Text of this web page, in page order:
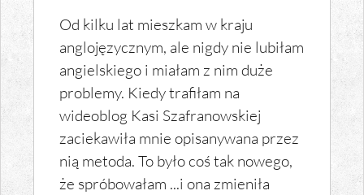
Od kilku lat mieszkam w kraju
anglojęzycznym, ale nigdy nie lubiłam
angielskiego i miałam z nim duże
problemy. Kiedy trafiłam na
wideoblog Kasi Szafranowskiej
zaciekawiła mnie opisanywana przez
nią metoda. To było coś tak nowego,
że spróbowałam ...i ona zmieniła